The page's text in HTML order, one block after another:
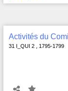
31 I_QUI 2 , 1795-1799